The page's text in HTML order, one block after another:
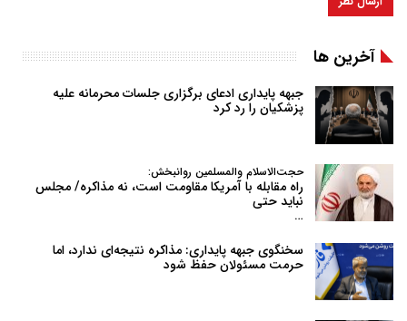
آخرین ها
جبهه پایداری ادعای برگزاری جلسات محرمانه علیه
پزشکیان را رد کرد
حجت‌الاسلام والمسلمین روانبخش:
راه مقابله با آمریکا مقاومت است، نه مذاکره/ مجلس
نباید حتی
…
سخنگوی جبهه پایداری: مذاکره نتیجه‌ای ندارد، اما
حرمت مسئولان حفظ شود